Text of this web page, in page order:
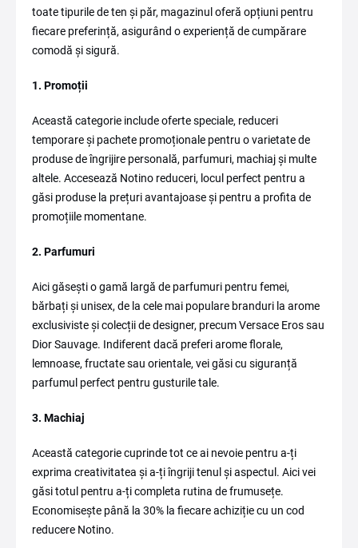
toate tipurile de ten și păr, magazinul oferă opțiuni pentru
fiecare preferință, asigurând o experiență de cumpărare
comodă și sigură.
1. Promoții
Această categorie include oferte speciale, reduceri
temporare și pachete promoționale pentru o varietate de
produse de îngrijire personală, parfumuri, machiaj și multe
altele. Accesează Notino reduceri, locul perfect pentru a
găsi produse la prețuri avantajoase și pentru a profita de
promoțiile momentane.
2. Parfumuri
Aici găsești o gamă largă de parfumuri pentru femei,
bărbați și unisex, de la cele mai populare branduri la arome
exclusiviste și colecții de designer, precum Versace Eros sau
Dior Sauvage. Indiferent dacă preferi arome florale,
lemnoase, fructate sau orientale, vei găsi cu siguranță
parfumul perfect pentru gusturile tale.
3. Machiaj
Această categorie cuprinde tot ce ai nevoie pentru a-ți
exprima creativitatea și a-ți îngriji tenul și aspectul. Aici vei
găsi totul pentru a-ți completa rutina de frumusețe.
Economisește până la 30% la fiecare achiziție cu un cod
reducere Notino.